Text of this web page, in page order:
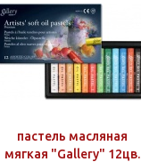
пастель масляная
мягкая "Gallery" 12цв.